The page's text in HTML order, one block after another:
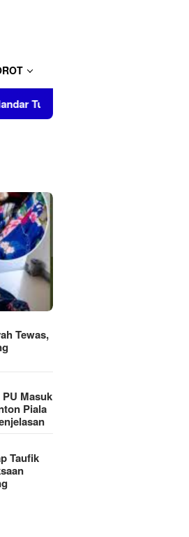
Barang Bukti Perkara
Tewas,
Masuk
Piala
Taufik